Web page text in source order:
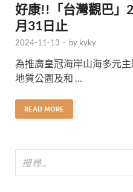
好康!!「台灣觀巴」
月31日止
2024-11-13 - by kyky
為推廣皇冠海岸山海多元
地質公園及和 …
READ MORE